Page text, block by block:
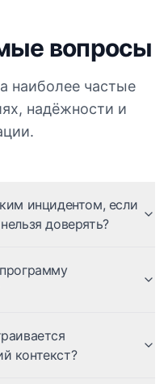
вопросы
наиболее частые
надёжности и
инцидентом, если
доверять?
контекст?